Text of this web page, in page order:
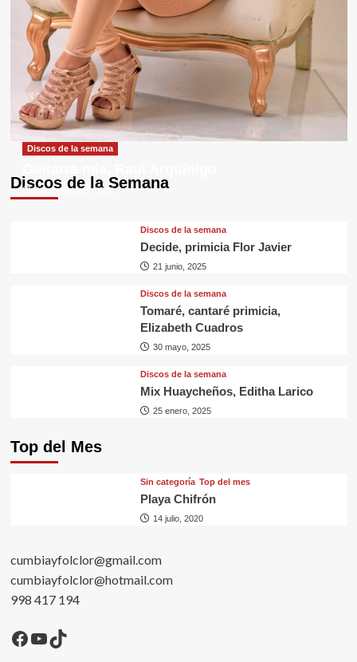
Discos de la Semana
Discos de la semana
29 septiembre, 2025
Discos de la semana
Decide, primicia Flor Javier
21 junio, 2025
Discos de la semana
Tomaré, cantaré primicia,
Elizabeth Cuadros
30 mayo, 2025
Discos de la semana
Mix Huaycheños, Editha Larico
25 enero, 2025
Top del Mes
Sin categorí­a Top del mes
Playa Chifrón
14 julio, 2020
cumbiayfolclor@gmail.com
cumbiayfolclor@hotmail.com
998 417 194
Facebook
YouTube
TikTok